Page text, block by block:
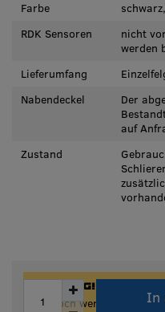
Farbe
RDK Sensoren
nicht
werden
Lieferumfang
Nabendeckel
Der
auf
Zustand
ACHTUNG!
Nur noch wenige ArtikelIn